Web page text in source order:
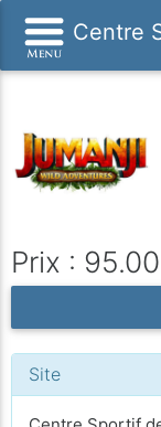
Centre
Prix :
Site